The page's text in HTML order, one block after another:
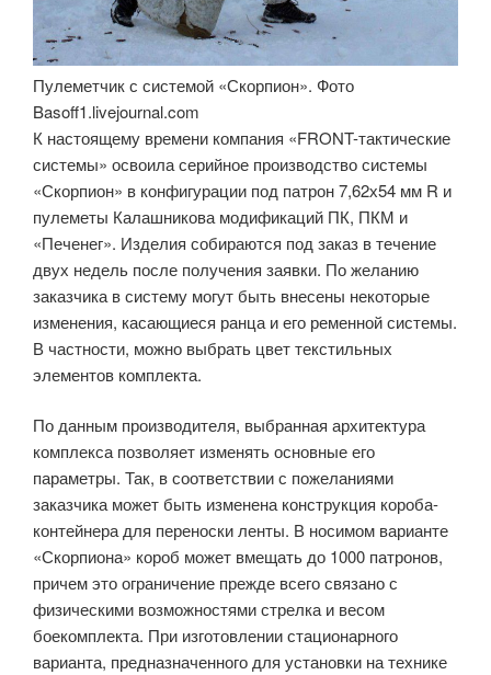
Пулеметчик с системой «Скорпион». Фото
Basoff1.livejournal.com
К настоящему времени компания «FRONT-тактические
системы» освоила серийное производство системы
«Скорпион» в конфигурации под патрон 7,62х54 мм R и
пулеметы Калашникова модификаций ПК, ПКМ и
«Печенег». Изделия собираются под заказ в течение
двух недель после получения заявки. По желанию
заказчика в систему могут быть внесены некоторые
изменения, касающиеся ранца и его ременной системы.
В частности, можно выбрать цвет текстильных
элементов комплекта.
По данным производителя, выбранная архитектура
комплекса позволяет изменять основные его
параметры. Так, в соответствии с пожеланиями
заказчика может быть изменена конструкция короба-
контейнера для переноски ленты. В носимом варианте
«Скорпиона» короб может вмещать до 1000 патронов,
причем это ограничение прежде всего связано с
физическими возможностями стрелка и весом
боекомплекта. При изготовлении стационарного
варианта, предназначенного для установки на технике